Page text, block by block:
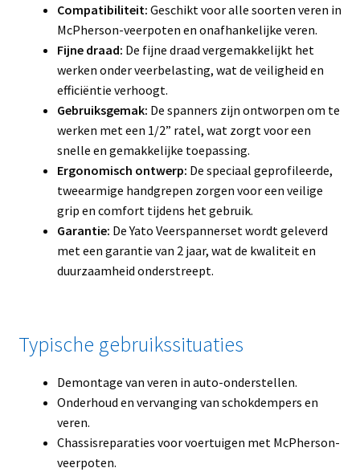
Compatibiliteit: Geschikt voor alle soorten veren in
McPherson-veerpoten en onafhankelijke veren.
Fijne draad: De fijne draad vergemakkelijkt het
werken onder veerbelasting, wat de veiligheid en
efficiëntie verhoogt.
Gebruiksgemak: De spanners zijn ontworpen om te
werken met een 1/2” ratel, wat zorgt voor een
snelle en gemakkelijke toepassing.
Ergonomisch ontwerp: De speciaal geprofileerde,
tweearmige handgrepen zorgen voor een veilige
grip en comfort tijdens het gebruik.
Garantie: De Yato Veerspannerset wordt geleverd
met een garantie van 2 jaar, wat de kwaliteit en
duurzaamheid onderstreept.
Typische gebruikssituaties
Demontage van veren in auto-onderstellen.
Onderhoud en vervanging van schokdempers en
veren.
Chassisreparaties voor voertuigen met McPherson-
veerpoten.